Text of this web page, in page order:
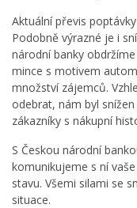
Aktuální převis
Podobně výrazné je i
národní banky
mince s motivem
množství zájemců.
odebrat, nám byl
zákazníky s nákupní
S Českou národní
komunikujeme s ní
stavu. Všemi silami se
situace.